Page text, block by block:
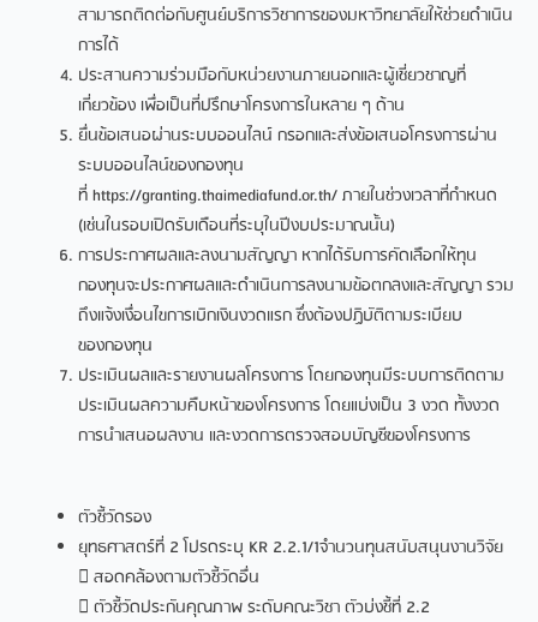
สามารถติดต่อกับศูนย์บริการวิชาการของมหาวิทยาลัยให้ช่วยดำเนิน
การได้
ประสานความร่วมมือกับหน่วยงานภายนอกและผู้เชี่ยวชาญที่
เกี่ยวข้อง เพื่อเป็นที่ปรึกษาโครงการในหลาย ๆ ด้าน
ยื่นข้อเสนอผ่านระบบออนไลน์ กรอกและส่งข้อเสนอโครงการผ่าน
ระบบออนไลน์ของกองทุน
ที่ https://granting.thaimediafund.or.th/ ภายในช่วงเวลาที่กำหนด
(เช่นในรอบเปิดรับเดือนที่ระบุในปีงบประมาณนั้น)
การประกาศผลและลงนามสัญญา หากได้รับการคัดเลือกให้ทุน
กองทุนจะประกาศผลและดำเนินการลงนามข้อตกลงและสัญญา รวม
ถึงแจ้งเงื่อนไขการเบิกเงินงวดแรก ซึ่งต้องปฏิบัติตามระเบียบ
ของกองทุน
ประเมินผลและรายงานผลโครงการ โดยกองทุนมีระบบการติดตาม
ประเมินผลความคืบหน้าของโครงการ โดยแบ่งเป็น 3 งวด ทั้งงวด
การนำเสนอผลงาน และงวดการตรวจสอบบัญชีของโครงการ
ตัวชี้วัดรอง
ยุทธศาสตร์ที่ 2 โปรดระบุ KR 2.2.1/1จำนวนทุนสนับสนุนงานวิจัย
 สอดคล้องตามตัวชี้วัดอื่น
 ตัวชี้วัดประกันคุณภาพ ระดับคณะวิชา ตัวบ่งชี้ที่ 2.2